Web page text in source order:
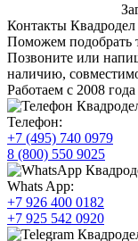
Контакты Квадродел
Поможем подобрать
Позвоните или
наличию,
Работаем с 2008 года
Телефон:
+7 (495) 740 0979
8 (800) 550 9025
Whats App:
+7 926 400 0182
+7 925 542 0920